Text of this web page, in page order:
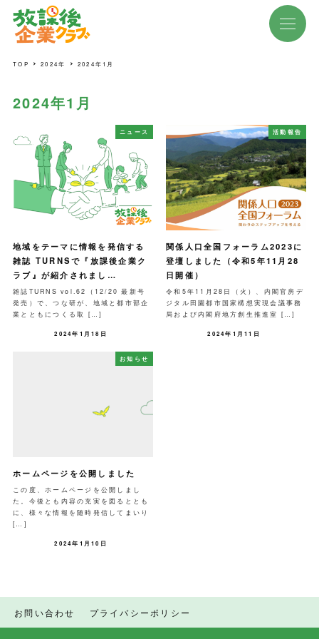
TOP 2024年 2024年1月
2024年1月
ニュース
地域をテーマに情報を発信する
雑誌 TURNSで『放課後企業ク
ラブ』が紹介されまし…
雑誌TURNS vol.62（12/20 最新号
発売）で、つな研が、地域と都市部企
業とともにつくる取 […]
2024年1月18日
活動報告
関係人口全国フォーラム2023に
登壇しました（令和5年11月28
日開催）
令和5年11月28日（火）、内閣官房デ
ジタル田園都市国家構想実現会議事務
局および内閣府地方創生推進室 […]
2024年1月11日
お知らせ
ホームページを公開しました
この度、ホームページを公開しまし
た。今後とも内容の充実を図るととも
に、様々な情報を随時発信してまいり
[…]
2024年1月10日
お問い合わせ プライバシーポリシー